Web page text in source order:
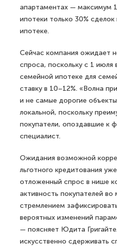
апартаментах — максимум
ипотеки только 30%
ипотеке.
Сейчас компания ожидает
спроса, поскольку с 1 июля
семейной ипотеке для
ставку в 10–12%. «Волна
и не самые дорогие
локальной, поскольку
покупатели, опоздавшие к
специалист.
Ожидания возможной
льготного кредитования
отложенный спрос в нише
активность покупателей во
стремлением
вероятных изменений
— поясняет Юдита
искусственно сдерживать